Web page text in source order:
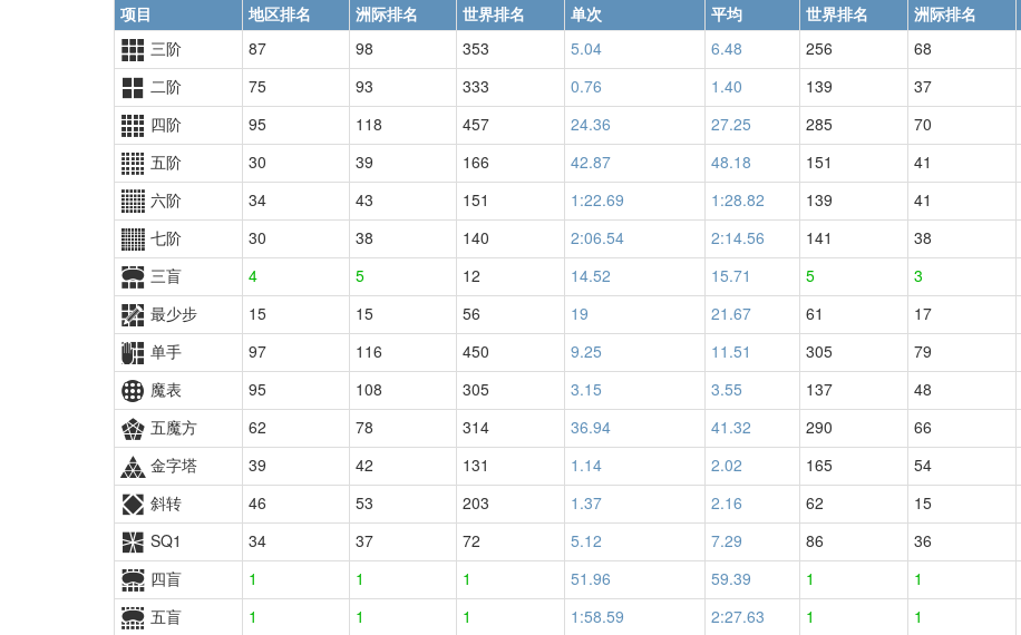
项目 地区排名 洲际排名 世界排名 单次 平均 世界排名 洲际排名
三阶
87 98 353 5.04 6.48 256 68
二阶
75 93 333 0.76 1.40 139 37
四阶
95 118 457 24.36 27.25 285 70
五阶
30 39 166 42.87 48.18 151 41
六阶
34 43 151 1:22.69 1:28.82 139 41
七阶
30 38 140 2:06.54 2:14.56 141 38
三盲
4 5 12 14.52 15.71 5 3
最少步
15 15 56 19 21.67 61 17
单手
97 116 450 9.25 11.51 305 79
魔表
95 108 305 3.15 3.55 137 48
五魔方
62 78 314 36.94 41.32 290 66
金字塔
39 42 131 1.14 2.02 165 54
斜转
46 53 203 1.37 2.16 62 15
SQ1
34 37 72 5.12 7.29 86 36
四盲
1 1 1 51.96 59.39 1 1
五盲
1 1 1 1:58.59 2:27.63 1 1